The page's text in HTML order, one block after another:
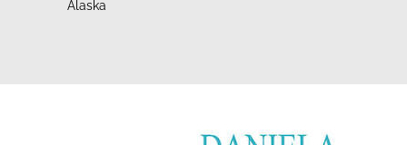
Alaska